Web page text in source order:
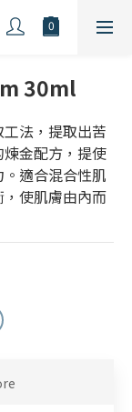
30ml
法，提取出苦
金配方，提使
適合混合性肌
使肌膚由內而